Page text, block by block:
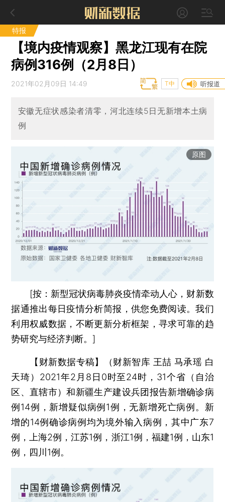
特报
【境内疫情观察】黑龙江现有在院
病例316例（2月8日）
2021年02月09日 14:49 听报道
T中
安徽无症状感染者清零，河北连续5日无新增本土病
例
原图
[按：新型冠状病毒肺炎疫情牵动人心，财新数
据通推出每日疫情分析简报，供您免费阅读。我们
利用权威数据，不断更新分析框架，寻求可靠的趋
势研究与经济判断。]
【财新数据专稿】（财新智库 王喆 马承瑶 白
天琦） 2021年2月8日0时至24时，31个省（自治
区、直辖市）和新疆生产建设兵团报告新增确诊病
例14例，新增疑似病例1例，无新增死亡病例。新
增的14例确诊病例均为境外输入病例，其中广东7
例，上海2例，江苏1例，浙江1例，福建1例，山东1
例，四川1例。